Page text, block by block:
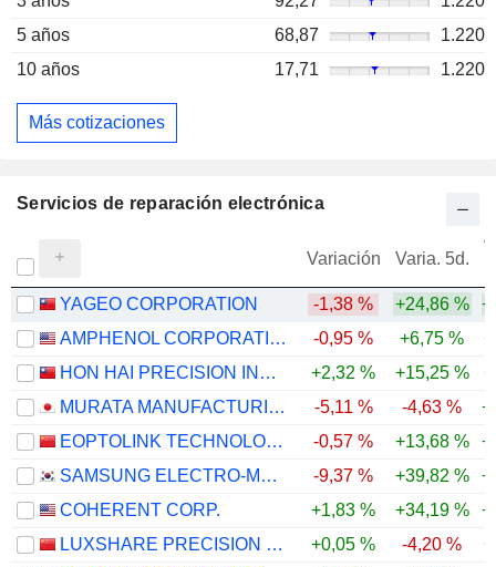
5 años
68,87
1.220
10 años
17,71 1.220
Más cotizaciones
Servicios de reparación electrónica
Variación Varia. 5d.
YAGEO CORPORATION -1,38 % +24,86 %
AMPHENOL CORPORATION
-0,95 % +6,75 %
HON HAI PRECISION INDUSTRY CO., LTD.
+2,32 % +15,25 %
MURATA MANUFACTURING CO., LTD.
-5,11 % -4,63 %
EOPTOLINK TECHNOLOGY INC., LTD.
-0,57 % +13,68 %
SAMSUNG ELECTRO-MECHANICS CO., LTD.
-9,37 % +39,82 %
COHERENT CORP.
+1,83 % +34,19 %
LUXSHARE PRECISION INDUSTRY CO., LTD.
+0,05 % -4,20 %